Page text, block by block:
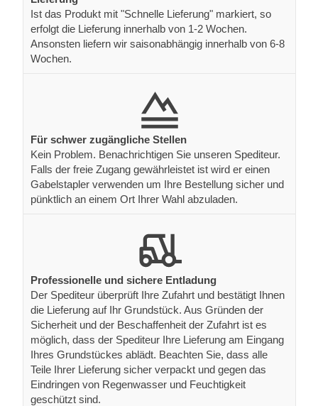
Ist das Produkt mit "Schnelle Lieferung" markiert, so
erfolgt die Lieferung innerhalb von 1-2 Wochen.
Ansonsten liefern wir saisonabhängig innerhalb von 6-8
Wochen.
Für schwer zugängliche Stellen
Kein Problem. Benachrichtigen Sie unseren Spediteur.
Falls der freie Zugang gewährleistet ist wird er einen
Gabelstapler verwenden um Ihre Bestellung sicher und
pünktlich an einem Ort Ihrer Wahl abzuladen.
Professionelle und sichere Entladung
Der Spediteur überprüft Ihre Zufahrt und bestätigt Ihnen
die Lieferung auf Ihr Grundstück. Aus Gründen der
Sicherheit und der Beschaffenheit der Zufahrt ist es
möglich, dass der Spediteur Ihre Lieferung am Eingang
Ihres Grundstückes ablädt. Beachten Sie, dass alle
Teile Ihrer Lieferung sicher verpackt und gegen das
Eindringen von Regenwasser und Feuchtigkeit
geschützt sind.